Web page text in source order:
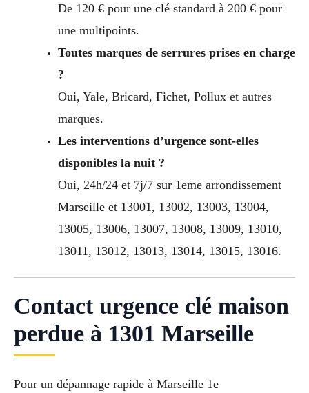
De 120 € pour une clé standard à 200 € pour
une multipoints.
Toutes marques de serrures prises en charge
?
Oui, Yale, Bricard, Fichet, Pollux et autres
marques.
Les interventions d’urgence sont-elles
disponibles la nuit ?
Oui, 24h/24 et 7j/7 sur 1eme arrondissement
Marseille et 13001, 13002, 13003, 13004,
13005, 13006, 13007, 13008, 13009, 13010,
13011, 13012, 13013, 13014, 13015, 13016.
Contact urgence clé maison
perdue à 1301 Marseille
Pour un dépannage rapide à Marseille 1e